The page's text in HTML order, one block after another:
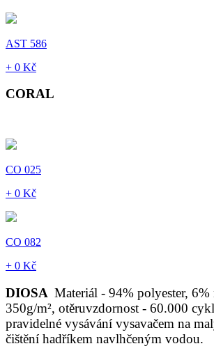
AST 586
+ 0 Kč
CORAL
CO 025
+ 0 Kč
CO 082
+ 0 Kč
DIOSA Materiál - 94% polyester,
350g/m², otěruvzdornost - 60.000
pravidelné vysávání vysavačem na
čištění hadříkem navlhčeným vodou.